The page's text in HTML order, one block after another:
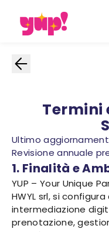
Termini
Ultimo
Revisione annuale
1. Finalità e
YUP – Your Unique
HWYL srl, si
intermediazione
prenotazione,